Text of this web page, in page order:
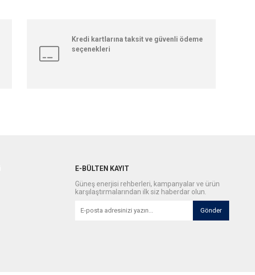
Kredi kartlarına taksit ve güvenli ödeme
seçenekleri
E-BÜLTEN KAYIT
Güneş enerjisi rehberleri, kampanyalar ve ürün
karşılaştırmalarından ilk siz haberdar olun.
Gönder